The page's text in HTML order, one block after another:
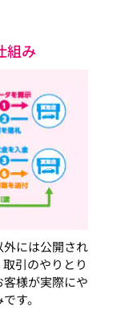
組み
には公開され
引のやりとり
様が実際にや
す。